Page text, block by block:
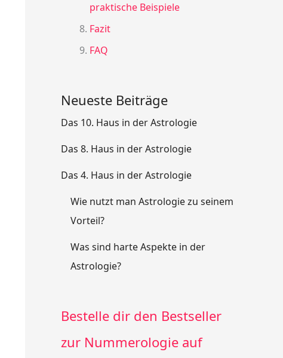
praktische Beispiele
Fazit
FAQ
Neueste Beiträge
Das 10. Haus in der Astrologie
Das 8. Haus in der Astrologie
Das 4. Haus in der Astrologie
Wie nutzt man Astrologie zu seinem
Vorteil?
Was sind harte Aspekte in der
Astrologie?
Bestelle dir den Bestseller
zur Nummerologie auf